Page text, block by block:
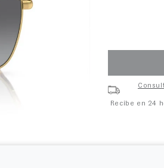
Recibe en 24